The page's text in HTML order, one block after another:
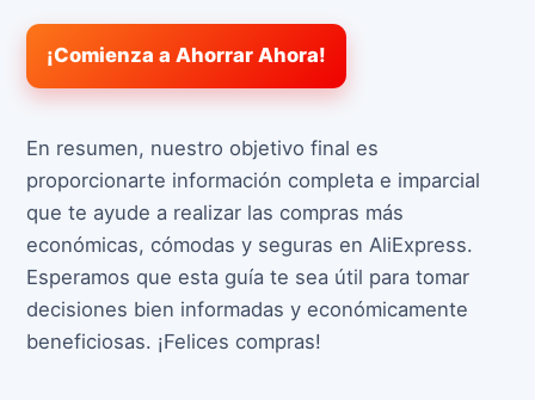
¡Comienza a Ahorrar Ahora!
En resumen, nuestro objetivo final es
proporcionarte información completa e imparcial
que te ayude a realizar las compras más
económicas, cómodas y seguras en AliExpress.
Esperamos que esta guía te sea útil para tomar
decisiones bien informadas y económicamente
beneficiosas. ¡Felices compras!